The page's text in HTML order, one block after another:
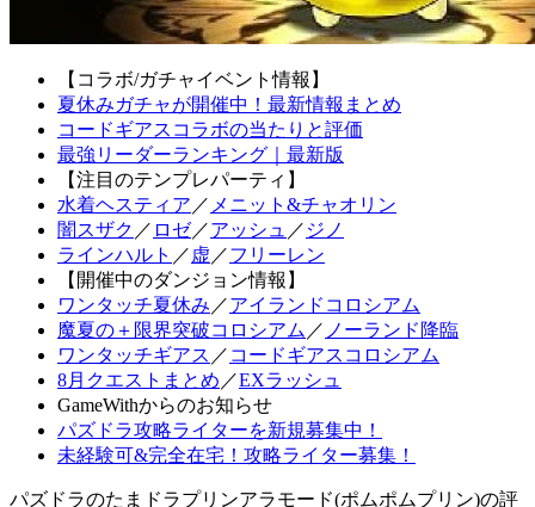
【コラボ/ガチャイベント情報】
夏休みガチャが開催中！最新情報まとめ
コードギアスコラボの当たりと評価
最強リーダーランキング｜最新版
【注目のテンプレパーティ】
水着ヘスティア ／ メニット&チャオリン
闇スザク ／ ロゼ／アッシュ ／ ジノ
ラインハルト ／ 虚 ／フリーレン
【開催中のダンジョン情報】
ワンタッチ夏休み ／アイランドコロシアム
魔夏の＋限界突破コロシアム ／ ノーランド降臨
ワンタッチギアス ／ コードギアスコロシアム
8月クエストまとめ ／EXラッシュ
GameWithからのお知らせ
パズドラ攻略ライターを新規募集中！
未経験可&完全在宅！攻略ライター募集！
パズドラのたまドラプリンアラモード(ポムポムプリン)の評